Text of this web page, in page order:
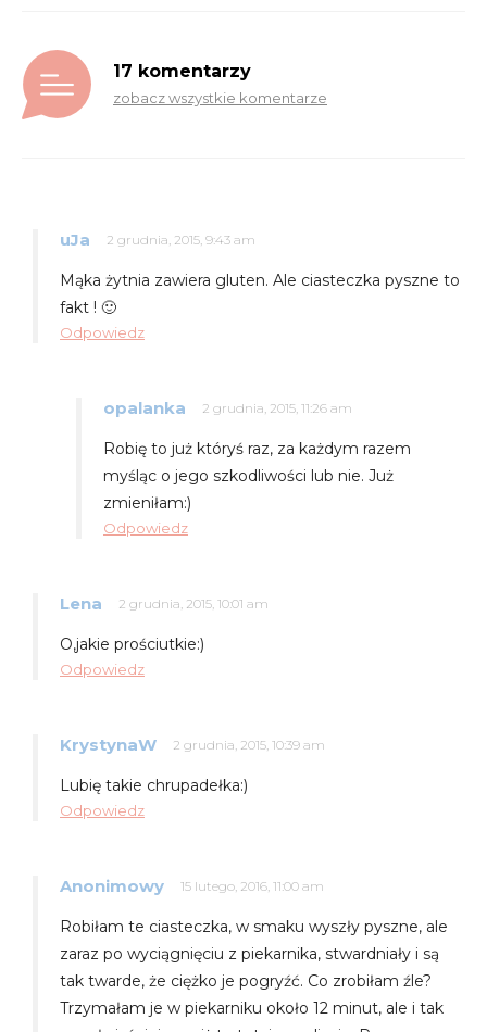
17 komentarzy
zobacz wszystkie komentarze
uJa 2 grudnia, 2015, 9:43 am
Mąka żytnia zawiera gluten. Ale ciasteczka pyszne to
fakt ! 🙂
Odpowiedz
opalanka 2 grudnia, 2015, 11:26 am
Robię to już któryś raz, za każdym razem
myśląc o jego szkodliwości lub nie. Już
zmieniłam:)
Odpowiedz
Lena 2 grudnia, 2015, 10:01 am
O,jakie prościutkie:)
Odpowiedz
KrystynaW 2 grudnia, 2015, 10:39 am
Lubię takie chrupadełka:)
Odpowiedz
Anonimowy 15 lutego, 2016, 11:00 am
Robiłam te ciasteczka, w smaku wyszły pyszne, ale
zaraz po wyciągnięciu z piekarnika, stwardniały i są
tak twarde, że ciężko je pogryźć. Co zrobiłam źle?
Trzymałam je w piekarniku około 12 minut, ale i tak